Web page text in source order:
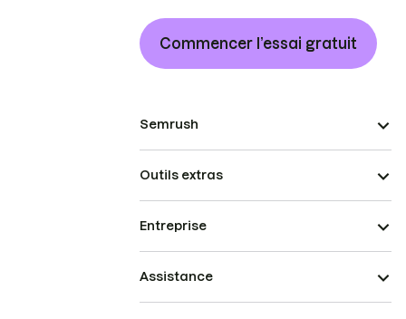
Commencer l’essai gratuit
Semrush
Outils extras
Entreprise
Assistance